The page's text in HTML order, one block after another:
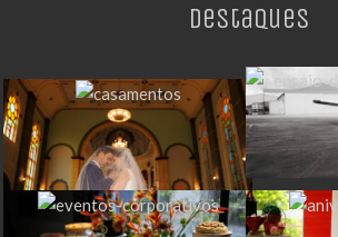
Destaques